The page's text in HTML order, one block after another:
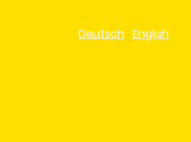
Deutsch English